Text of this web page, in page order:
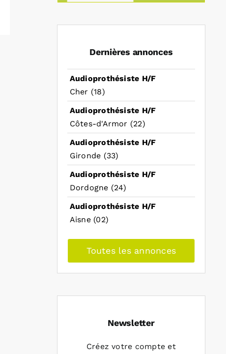
Dernières annonces
Audioprothésiste H/F
Cher (18)
Audioprothésiste H/F
Côtes-d'Armor (22)
Audioprothésiste H/F
Gironde (33)
Audioprothésiste H/F
Dordogne (24)
Audioprothésiste H/F
Aisne (02)
Toutes les annonces
Newsletter
Créez votre compte et